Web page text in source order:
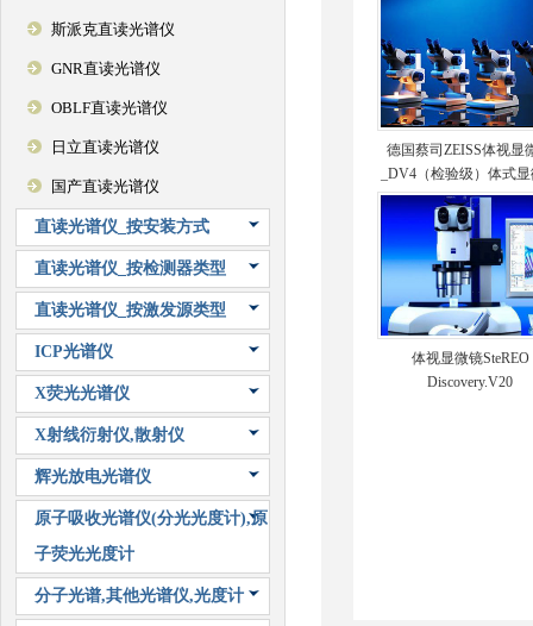
斯派克直读光谱仪
GNR直读光谱仪
OBLF直读光谱仪
日立直读光谱仪
国产直读光谱仪
直读光谱仪_按安装方式
直读光谱仪_按检测器类型
直读光谱仪_按激发源类型
ICP光谱仪
X荧光光谱仪
X射线衍射仪,散射仪
辉光放电光谱仪
原子吸收光谱仪(分光光度计),原
子荧光光度计
分子光谱,其他光谱仪,光度计
德国蔡司ZEISS体视显
_DV4（检验级）体式
体视显微镜SteREO
Discovery.V20